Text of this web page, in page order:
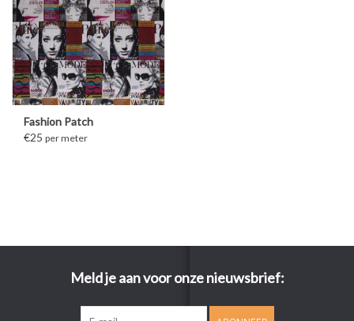
Fashion Patch
€25 per meter
Meld je aan voor onze nieuwsbrief: